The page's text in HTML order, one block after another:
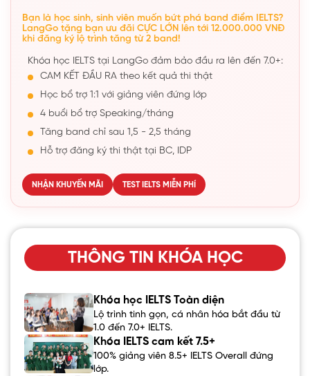
Bạn là học sinh, sinh viên muốn bứt phá band điểm IELTS?
LangGo tặng bạn ưu đãi CỰC LỚN lên tới 12.000.000 VNĐ
khi đăng ký lộ trình tăng từ 2 band!
Khóa học IELTS tại LangGo đảm bảo đầu ra lên đến 7.0+:
CAM KẾT ĐẦU RA theo kết quả thi thật
Học bổ trợ 1:1 với giảng viên đứng lớp
4 buổi bổ trợ Speaking/tháng
Tăng band chỉ sau 1,5 - 2,5 tháng
Hỗ trợ đăng ký thi thật tại BC, IDP
NHẬN KHUYẾN MÃI TEST IELTS MIỄN PHÍ
THÔNG TIN KHÓA HỌC
Khóa học IELTS Toàn diện
Lộ trình tinh gọn, cá nhân hóa bắt đầu từ
1.0 đến 7.0+ IELTS.
Khóa IELTS cam kết 7.5+
100% giảng viên 8.5+ IELTS Overall đứng
lớp.